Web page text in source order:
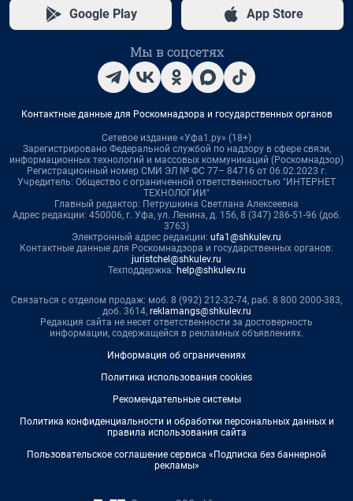
Google Play App Store
Мы в соцсетях
Контактные данные для Роскомнадзора и государственных органов
Сетевое издание «Уфа1.ру» (18+)
Зарегистрировано Федеральной службой по надзору в сфере связи,
информационных технологий и массовых коммуникаций (Роскомнадзор)
Регистрационный номер СМИ ЭЛ № ФС 77– 84716 от 06.02.2023 г.
Учредитель: Общество с ограниченной ответственностью "ИНТЕРНЕТ
ТЕХНОЛОГИИ"
Главный редактор: Петрушкина Светлана Алексеевна
Адрес редакции: 450006, г. Уфа, ул. Ленина, д. 156, 8 (347) 286-51-96 (доб.
3763)
Электронный адрес редакции: ufa1@shkulev.ru
Контактные данные для Роскомнадзора и государственных органов:
juristchel@shkulev.ru
Техподдержка: help@shkulev.ru
Связаться с отделом продаж: моб. 8 (992) 212-32-74, раб. 8 800 2000-383,
доб. 3614, reklamangs@shkulev.ru
Редакция сайта не несет ответственности за достоверность
информации, содержащейся в рекламных объявлениях.
Информация об ограничениях
Политика использования cookies
Рекомендательные системы
Политика конфиденциальности и обработки персональных данных и
правила использования сайта
Пользовательское соглашение сервиса «Подписка без баннерной
рекламы»